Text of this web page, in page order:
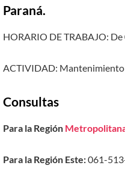
Paraná.
HORARIO DE TRABAJO:
ACTIVIDAD: Mantenimiento
Consultas
Para la Región
Para la Región Este:061-